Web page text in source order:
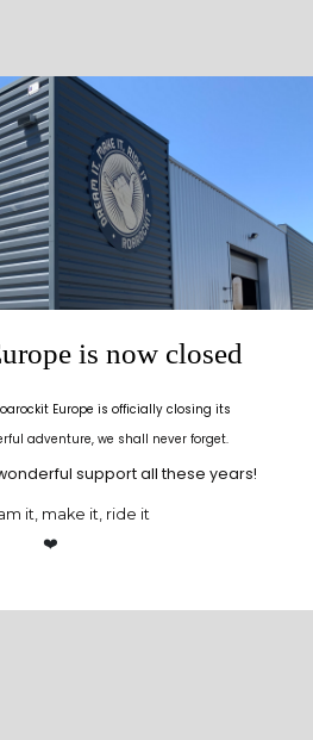
is now closed
Europe is officially closing its
support all these years!
❤️
adventure, we shall never forget.
it, make it, ride it